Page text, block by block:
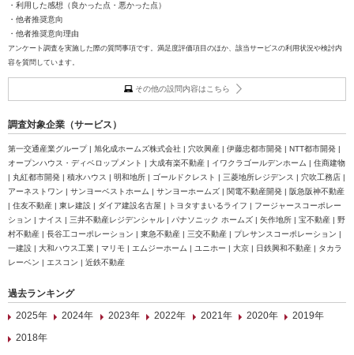
・利用した感想（良かった点・悪かった点）
・他者推奨意向
・他者推奨意向理由
アンケート調査を実施した際の質問事項です。満足度評価項目のほか、該当サービスの利用状況や検討内
容を質問しています。
その他の設問内容はこちら
調査対象企業（サービス）
第一交通産業グループ | 旭化成ホームズ株式会社 | 穴吹興産 | 伊藤忠都市開発 | NTT都市開発 |
オープンハウス・ディベロップメント | 大成有楽不動産 | イワクラゴールデンホーム | 住商建物
| 丸紅都市開発 | 積水ハウス | 明和地所 | ゴールドクレスト | 三菱地所レジデンス | 穴吹工務店 |
アーネストワン | サンヨーベストホーム | サンヨーホームズ | 関電不動産開発 | 阪急阪神不動産
| 住友不動産 | 東レ建設 | ダイア建設名古屋 | トヨタすまいるライフ | フージャースコーポレー
ション | ナイス | 三井不動産レジデンシャル | パナソニック ホームズ | 矢作地所 | 宝不動産 | 野
村不動産 | 長谷工コーポレーション | 東急不動産 | 三交不動産 | プレサンスコーポレーション |
一建設 | 大和ハウス工業 | マリモ | エムジーホーム | ユニホー | 大京 | 日鉄興和不動産 | タカラ
レーベン | エスコン | 近鉄不動産
過去ランキング
2025年
2024年 2023年 2022年 2021年 2020年
2019年
2018年